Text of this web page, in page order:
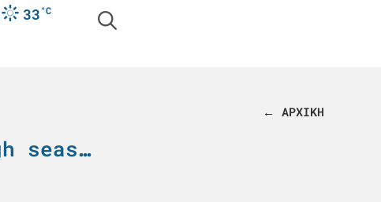
33°C
← ΑΡΧΙΚΗ
seas…